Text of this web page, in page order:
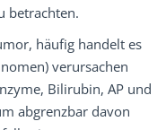
betrachten.
häufig handelt es
verursachen
Bilirubin, AP und
abgrenzbar davon